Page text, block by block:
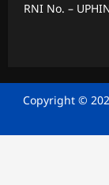
RNI No. –
Copyright ©